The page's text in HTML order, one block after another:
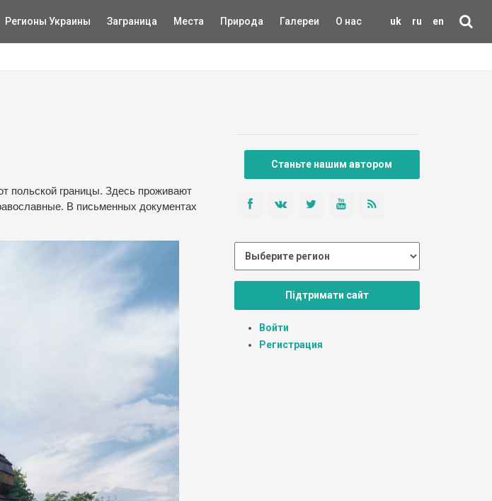
uk ru en
Регионы Украины Заграница Места Природа Галереи О нас
польской границы. Здесь проживают
В письменных документах
Станьте нашим автором
Підтримати сайт
Войти
Регистрация